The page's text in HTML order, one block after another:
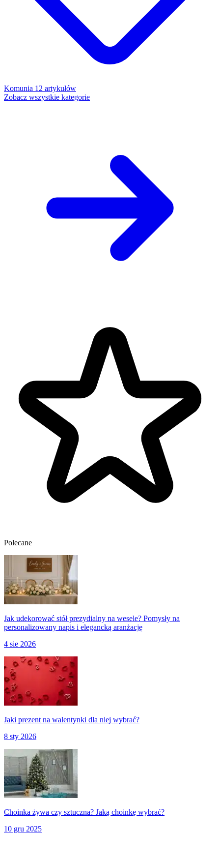
Komunia 12 artykułów
Zobacz wszystkie kategorie
Polecane
Jak udekorować stół prezydialny na wesele? Pomysły na
personalizowany napis i elegancką aranżację
4 sie 2026
Jaki prezent na walentynki dla niej wybrać?
8 sty 2026
Choinka żywa czy sztuczna? Jaką choinkę wybrać?
10 gru 2025